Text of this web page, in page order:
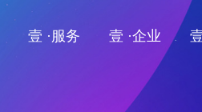
壹 ·服务 壹 ·企业